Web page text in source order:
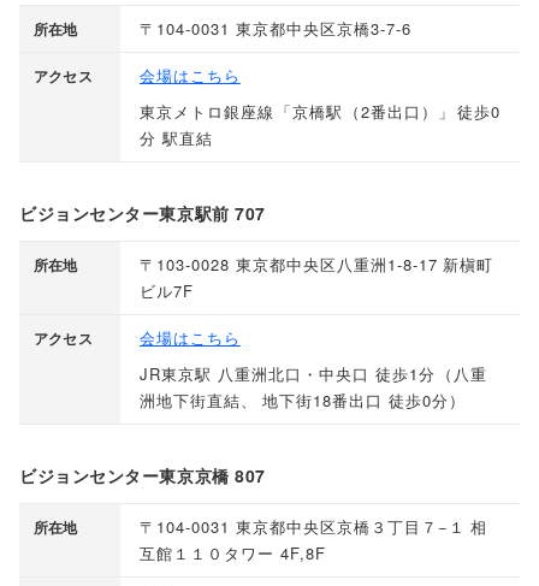
所在地 〒104-0031 東京都中央区京橋3-7-6
アクセス
会場はこちら
東京メトロ銀座線 「京橋駅 （2番出口 ）」 徒歩0
分 駅直結
ビジョンセンター東京駅前 707
所在地
〒103-0028 東京都中央区八重洲1-8-17 新槇町
ビル7F
アクセス
会場はこちら
JR東京駅 八重洲北口・中央口 徒歩1分 （ 八重
洲地下街直結
地下街18番出口 徒歩0分 ）
ビジョンセンター東京京橋 807
所在地
〒104-0031 東京都中央区京橋３丁目７−１ 相
互館１１０タワー 4F,8F